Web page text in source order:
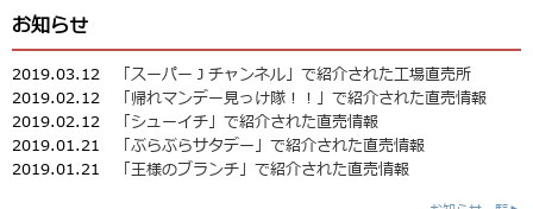
お知らせ
2019.03.12
「スーパーＪチャンネル」で紹介された工場直売所
2019.02.12
「帰れマンデー見っけ隊！！」で紹介された直売情報
2019.02.12
「シューイチ」で紹介された直売情報
2019.01.21
「ぶらぶらサタデー」で紹介された直売情報
2019.01.21
「王様のブランチ」で紹介された直売情報